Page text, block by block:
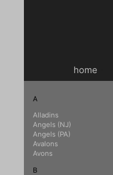
home
A
Alladins
Angels (NJ)
Angels (PA)
Avalons
Avons
B